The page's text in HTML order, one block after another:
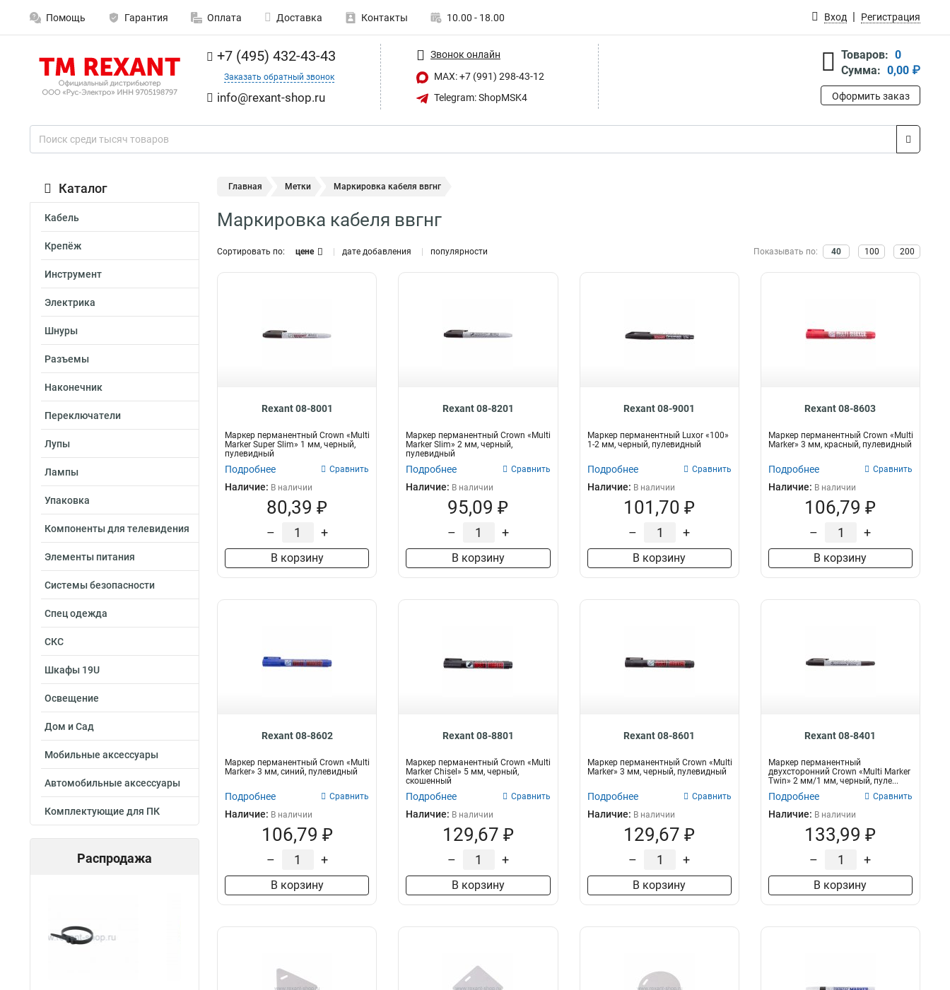
Помощь Гарантия Оплата Доставка Контакты 10.00 - 18.00 Вход Регистрация
+7 (495) 432-43-43
Заказать обратный звонок
info@rexant-shop.ru
Звонок онлайн
MAX: +7 (991) 298-43-12
Telegram: ShopMSK4
Товаров: 0
Сумма: 0,00 ₽
Оформить заказ
Каталог
Кабель
Крепёж
Инструмент
Электрика
Шнуры
Разъемы
Наконечник
Переключатели
Лупы
Лампы
Упаковка
Компоненты для телевидения
Элементы питания
Системы безопасности
Спец одежда
СКС
Шкафы 19U
Освещение
Дом и Сад
Мобильные аксессуары
Автомобильные аксессуары
Комплектующие для ПК
Распродажа
Главная Метки Маркировка кабеля ввгнг
Маркировка кабеля ввгнг
Сортировать по: цене дате добавления популярности Показывать по: 40 100 200
Rexant 08-8001
Маркер перманентный Crown «Multi
Marker Super Slim» 1 мм, черный,
пулевидный
Подробнее Сравнить
Наличие: В наличии
80,39 ₽
– +
В корзину
Rexant 08-8201
Маркер перманентный Crown «Multi
Marker Slim» 2 мм, черный,
пулевидный
Подробнее Сравнить
Наличие: В наличии
95,09 ₽
– +
В корзину
Rexant 08-9001
Маркер перманентный Luxor «100»
1-2 мм, черный, пулевидный
Подробнее Сравнить
Наличие: В наличии
101,70 ₽
– +
В корзину
Rexant 08-8603
Маркер перманентный Crown «Multi
Marker» 3 мм, красный, пулевидный
Подробнее Сравнить
Наличие: В наличии
106,79 ₽
– +
В корзину
Rexant 08-8602
Маркер перманентный Crown «Multi
Marker» 3 мм, синий, пулевидный
Подробнее Сравнить
Наличие: В наличии
106,79 ₽
– +
В корзину
Rexant 08-8801
Маркер перманентный Crown «Multi
Marker Chisel» 5 мм, черный,
скошенный
Подробнее Сравнить
Наличие: В наличии
129,67 ₽
– +
В корзину
Rexant 08-8601
Маркер перманентный Crown «Multi
Marker» 3 мм, черный, пулевидный
Подробнее Сравнить
Наличие: В наличии
129,67 ₽
– +
В корзину
Rexant 08-8401
Маркер перманентный
двухсторонний Crown «Multi Marker
Twin» 2 мм/1 мм, черный, пуле...
Подробнее Сравнить
Наличие: В наличии
133,99 ₽
– +
В корзину